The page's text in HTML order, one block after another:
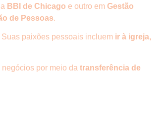
BBI de Chicago e outro em Gestão
de Pessoas.
paixões pessoais incluem ir à igreja,
por meio da transferência de